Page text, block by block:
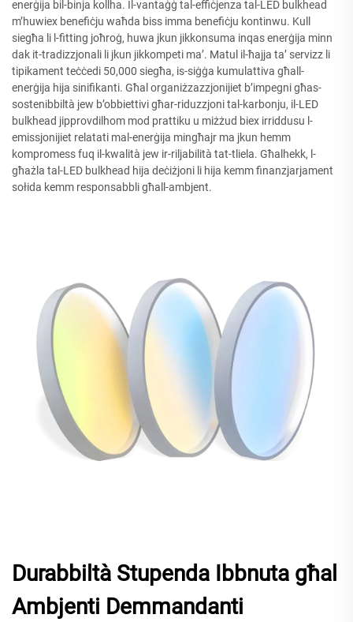
enerġija bil-binja kollha. Il-vantaġġ tal-effiċjenza tal-LED bulkhead
m’huwiex benefiċju waħda biss imma benefiċju kontinwu. Kull
siegħa li l-fitting joħroġ, huwa jkun jikkonsuma inqas enerġija minn
dak it-tradizzjonali li jkun jikkompeti ma’. Matul il-ħajja ta’ servizz li
tipikament teċċedi 50,000 siegħa, is-siġġa kumulattiva għall-
enerġija hija sinifikanti. Għal organiżzazzjonijiet b’impegni għas-
sostenibbiltà jew b’obbiettivi għar-riduzzjoni tal-karbonju, il-LED
bulkhead jipprovdilhom mod prattiku u miżżud biex irriddusu l-
emissjonijiet relatati mal-enerġija mingħajr ma jkun hemm
kompromess fuq il-kwalità jew ir-riljabilità tat-tliela. Għalhekk, l-
għażla tal-LED bulkhead hija deċiżjoni li hija kemm finanzjarjament
sołida kemm responsabbli għall-ambjent.
Durabbiltà Stupenda Ibbnuta għal
Ambjenti Demmandanti